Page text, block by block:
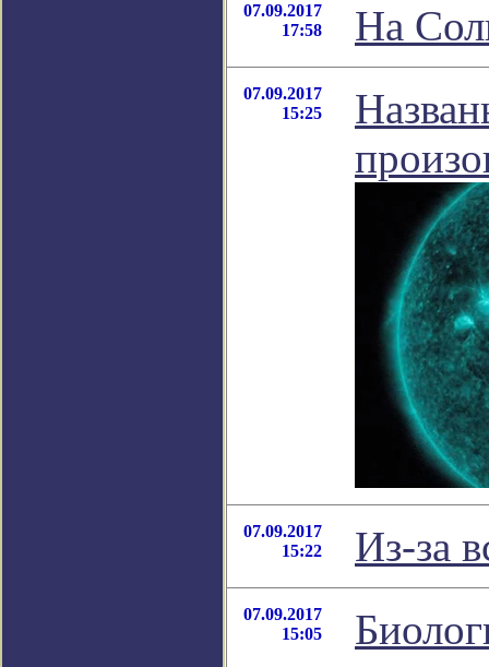
07.09.2017
17:58
На
07.09.2017
15:25
07.09.2017
15:22
Из-за
07.09.2017
15:05